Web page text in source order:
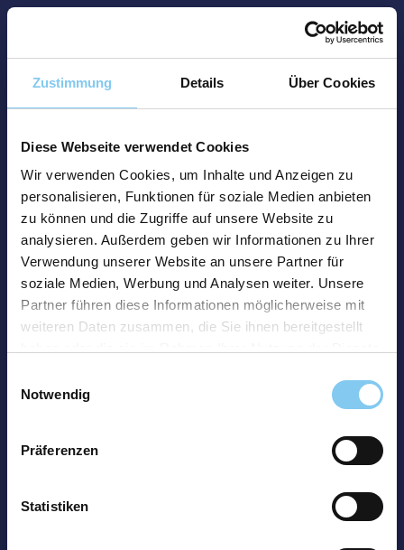
Zustimmung Details Über Cookies
Diese Webseite verwendet Cookies
Wir verwenden Cookies, um Inhalte und Anzeigen zu
personalisieren, Funktionen für soziale Medien anbieten
zu können und die Zugriffe auf unsere Website zu
analysieren. Außerdem geben wir Informationen zu Ihrer
Verwendung unserer Website an unsere Partner für
soziale Medien, Werbung und Analysen weiter. Unsere
Partner führen diese Informationen möglicherweise mit
weiteren Daten zusammen, die Sie ihnen bereitgestellt
Notwendig
Präferenzen
Statistiken